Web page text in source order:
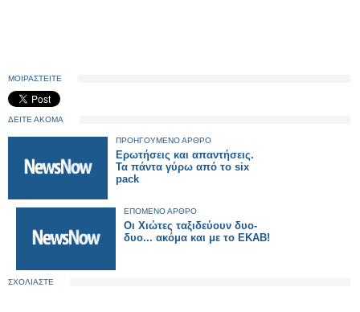
ΜΟΙΡΑΣΤΕΙΤΕ
ΔΕΙΤΕ ΑΚΟΜΑ
ΠΡΟΗΓΟΥΜΕΝΟ ΑΡΘΡΟ
Ερωτήσεις και απαντήσεις.
Τα πάντα γύρω από το six
pack
ΕΠΟΜΕΝΟ ΑΡΘΡΟ
Οι Χιώτες ταξιδεύουν δυο-
δυο... ακόμα και με το ΕΚΑΒ!
ΣΧΟΛΙΑΣΤΕ